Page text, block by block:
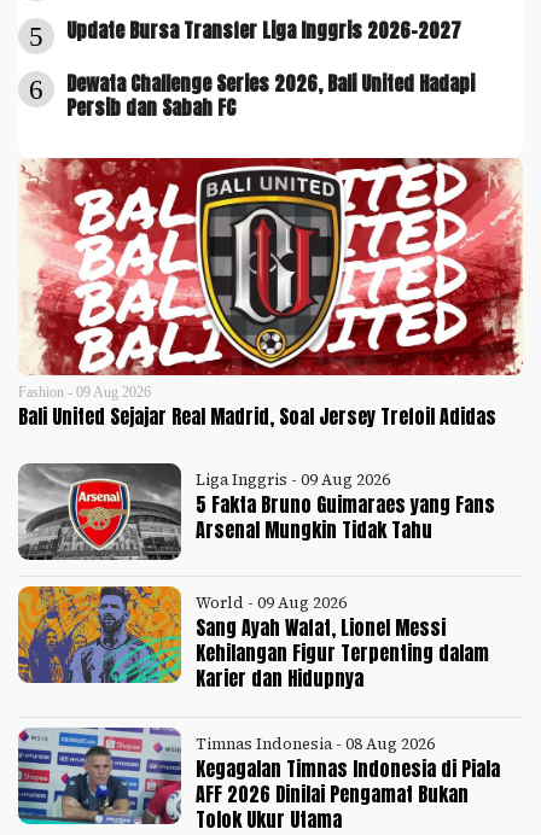
5 Update Bursa Transfer Liga Inggris 2026-2027
6
Dewata Challenge Series 2026, Bali United Hadapi
Persib dan Sabah FC
Fashion - 09 Aug 2026
Bali United Sejajar Real Madrid, Soal Jersey Trefoil Adidas
Liga Inggris - 09 Aug 2026
5 Fakta Bruno Guimaraes yang Fans
Arsenal Mungkin Tidak Tahu
World - 09 Aug 2026
Sang Ayah Wafat, Lionel Messi
Kehilangan Figur Terpenting dalam
Karier dan Hidupnya
Timnas Indonesia - 08 Aug 2026
Kegagalan Timnas Indonesia di Piala
AFF 2026 Dinilai Pengamat Bukan
Tolok Ukur Utama